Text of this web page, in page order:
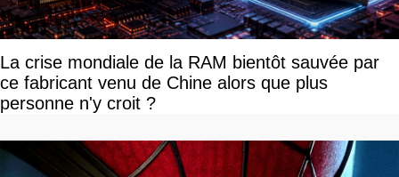
La crise mondiale de la RAM bientôt sauvée par
ce fabricant venu de Chine alors que plus
personne n'y croit ?